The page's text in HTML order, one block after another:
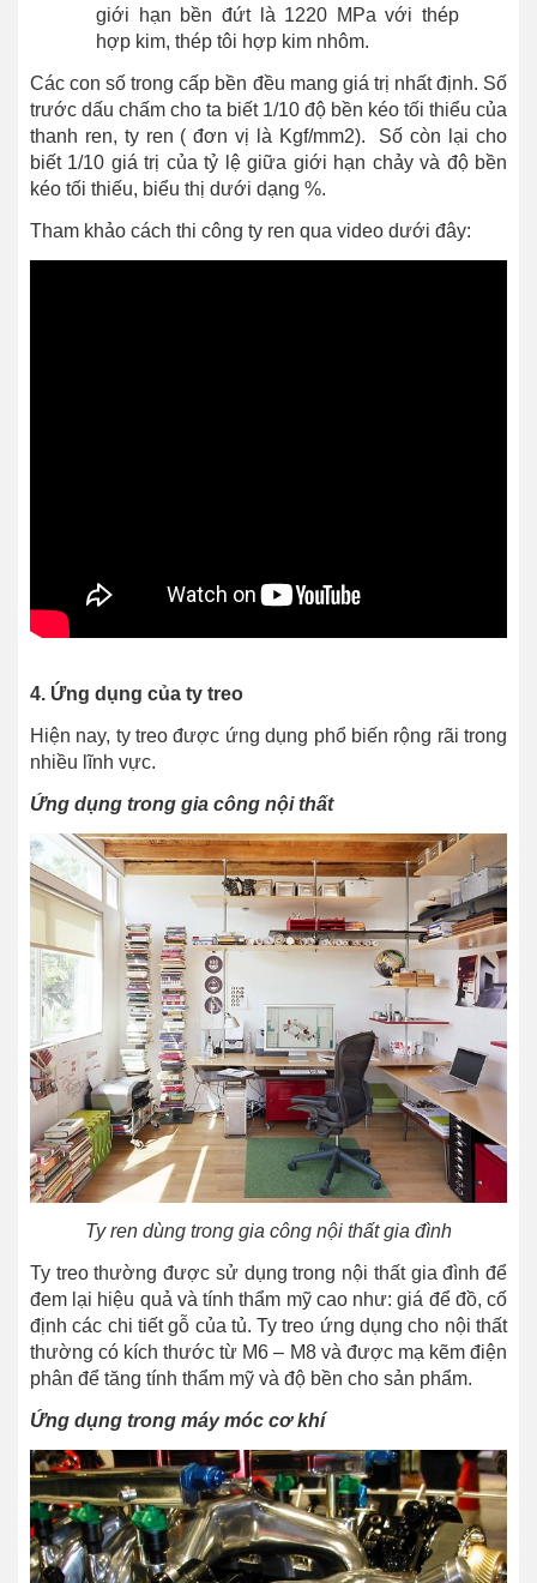
giới hạn bền đứt là 1220 MPa với thép
hợp kim, thép tôi hợp kim nhôm.
Các con số trong cấp bền đều mang giá trị nhất định. Số
trước dấu chấm cho ta biết 1/10 độ bền kéo tối thiểu của
thanh ren, ty ren ( đơn vị là Kgf/mm2). Số còn lại cho
biết 1/10 giá trị của tỷ lệ giữa giới hạn chảy và độ bền
kéo tối thiếu, biểu thị dưới dạng %.
Tham khảo cách thi công ty ren qua video dưới đây:
4. Ứng dụng của ty treo
Hiện nay, ty treo được ứng dụng phổ biến rộng rãi trong
nhiều lĩnh vực.
Ứng dụng trong gia công nội thất
Ty ren dùng trong gia công nội thất gia đình
Ty treo thường được sử dụng trong nội thất gia đình để
đem lại hiệu quả và tính thẩm mỹ cao như: giá để đồ, cố
định các chi tiết gỗ của tủ. Ty treo ứng dụng cho nội thất
thường có kích thước từ M6 – M8 và được mạ kẽm điện
phân để tăng tính thẩm mỹ và độ bền cho sản phẩm.
Ứng dụng trong máy móc cơ khí